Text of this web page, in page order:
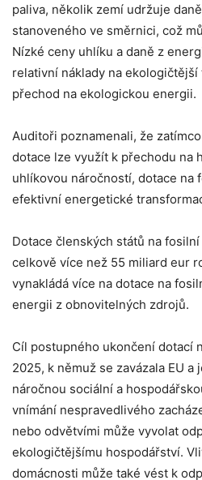
paliva, několik zemí udržuje
stanoveného ve směrnici, což
Nízké ceny uhlíku a daně z
relativní náklady na
přechod na ekologickou energii.
Auditoři poznamenali, že
dotace lze využít k přechodu na
uhlíkovou náročností, dotace na
efektivní energetické
Dotace členských států na
celkově více než 55 miliard eur
vynakládá více na dotace na
energii z obnovitelných zdrojů.
Cíl postupného ukončení dotací
2025, k němuž se zavázala EU
náročnou sociální a
vnímání nespravedlivého
nebo odvětvími může vyvolat
ekologičtějšímu hospodářství.
domácnosti může také vést k